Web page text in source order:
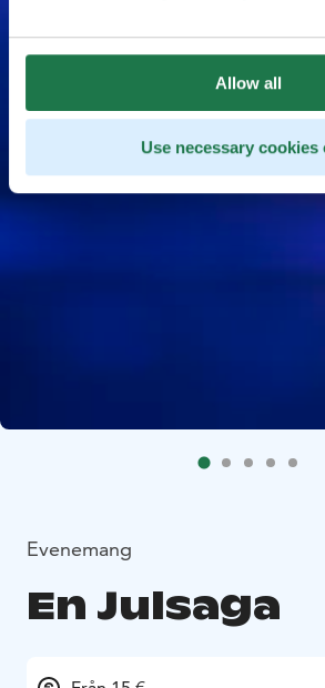
Allow all
Use necessary cookies
Evenemang
En Julsaga